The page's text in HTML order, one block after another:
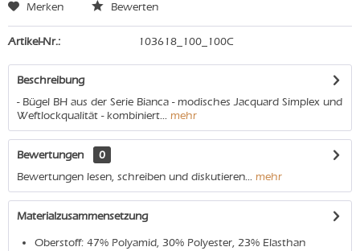
Merken Bewerten
Artikel-Nr.: 103618_100_100C
Beschreibung
- Bügel BH aus der Serie Bianca - modisches Jacquard Simplex und
Weftlockqualität - kombiniert... mehr
Bewertungen
0
Bewertungen lesen, schreiben und diskutieren... mehr
Materialzusammensetzung
Oberstoff: 47% Polyamid, 30% Polyester, 23% Elasthan